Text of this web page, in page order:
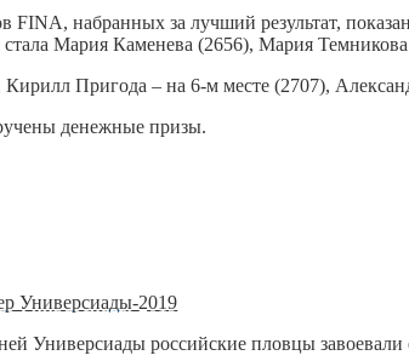
набранных за лучший результат,
Мария Каменева (2656), Мария
Пригода – на 6-м месте (2707),
денежные призы.
Универсиады-2019
Универсиады российские пловцы